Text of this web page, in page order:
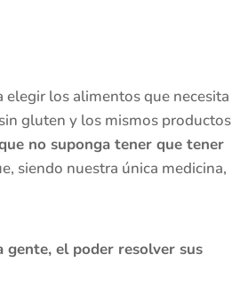
los alimentos que necesita
gluten y los mismos productos
no suponga tener que tener
siendo nuestra única medicina,
el poder resolver sus